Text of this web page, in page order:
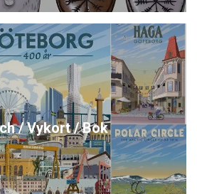
/ Vykort / Bok